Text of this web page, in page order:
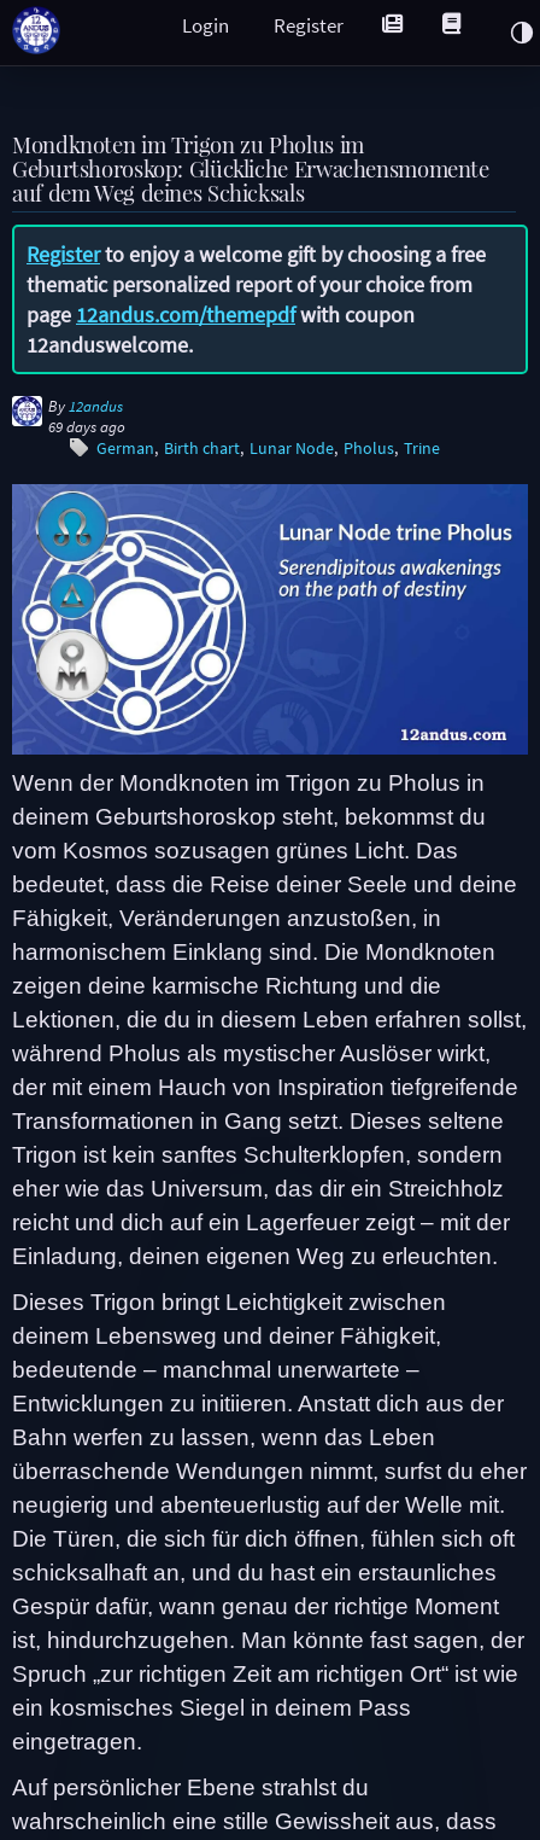
Register
Login
Mondknoten im Trigon zu Pholus im
Geburtshoroskop: Glückliche Erwachensmomente
auf dem Weg deines Schicksals
Registerto enjoy a welcome gift by choosing a free
thematic personalized report of your choice from
page 12andus.com/themepdfwith coupon
12anduswelcome.
By 12andus
69 days ago
German Birth chart Lunar Node Pholus Trine
Wenn der Mondknoten im Trigon zu Pholus in
deinem Geburtshoroskop steht, bekommst du
vom Kosmos sozusagen grünes Licht. Das
bedeutet, dass die Reise deiner Seele und deine
Fähigkeit, Veränderungen anzustoßen, in
harmonischem Einklang sind. Die Mondknoten
zeigen deine karmische Richtung und die
Lektionen, die du in diesem Leben erfahren sollst,
während Pholus als mystischer Auslöser wirkt,
der mit einem Hauch von Inspiration tiefgreifende
Transformationen in Gang setzt. Dieses seltene
Trigon ist kein sanftes Schulterklopfen, sondern
eher wie das Universum, das dir ein Streichholz
reicht und dich auf ein Lagerfeuer zeigt – mit der
Einladung, deinen eigenen Weg zu erleuchten.
Dieses Trigon bringt Leichtigkeit zwischen
deinem Lebensweg und deiner Fähigkeit,
bedeutende – manchmal unerwartete –
Entwicklungen zu initiieren. Anstatt dich aus der
Bahn werfen zu lassen, wenn das Leben
überraschende Wendungen nimmt, surfst du eher
neugierig und abenteuerlustig auf der Welle mit.
Die Türen, die sich für dich öffnen, fühlen sich oft
schicksalhaft an, und du hast ein erstaunliches
Gespür dafür, wann genau der richtige Moment
ist, hindurchzugehen. Man könnte fast sagen, der
Spruch „zur richtigen Zeit am richtigen Ort“ ist wie
ein kosmisches Siegel in deinem Pass
eingetragen.
Auf persönlicher Ebene strahlst du
wahrscheinlich eine stille Gewissheit aus, dass